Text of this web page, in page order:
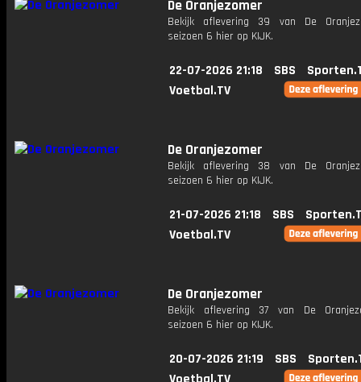
De Oranjezomer
Bekijk aflevering 39 van De
seizoen 6 hier op KIJK.
22-07-2026 21:18 SBS
Voetbal.TV
De Oranjezomer
Bekijk aflevering 38 van De
seizoen 6 hier op KIJK.
21-07-2026 21:18 SBS
Voetbal.TV
De Oranjezomer
Bekijk aflevering 37 van De
seizoen 6 hier op KIJK.
20-07-2026 21:19 SBS